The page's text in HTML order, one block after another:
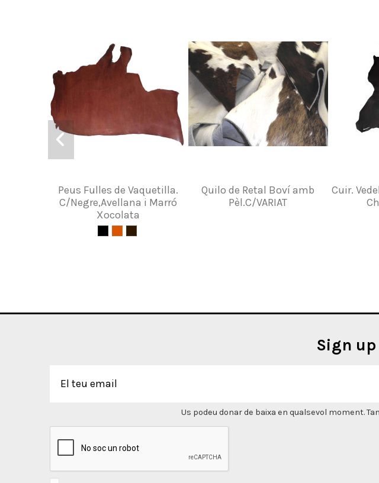
Peus Fulles de Vaquetilla.
C/Negre,Avellana i Marró
Xocolata
Quilo de Retal Boví amb
Pèl.C/VARIAT
Cuir.
Sign
Us podeu donar de baixa en qualsevol moment.